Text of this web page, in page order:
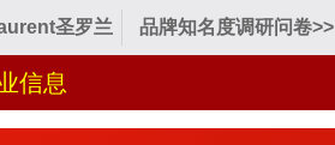
圣罗兰 品牌知名度调研问卷>>
信息